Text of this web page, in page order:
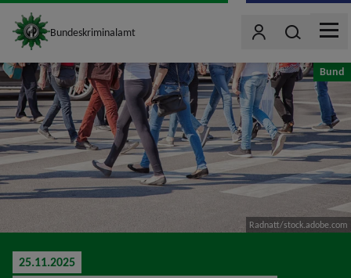
jumpToMain
site_logo
Bundeskriminalamt BenutzerWonach
MENU
Radnatt/stock.adobe.com
Bund
25.11.2025